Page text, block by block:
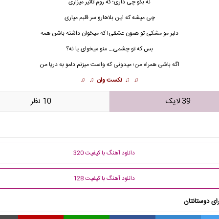
چی میشه که این بلاهارو سر قلبم میاری
دلبر مو مشکی تو همون عشقی! که میخوان داشته باشن همه
بس که تو چشمی… منو میخوای یا نه؟
اگه باشی همراه من؛ میدونی که واست میزنم دلمو به دریا من
♫ ♫ نکست وان ♫ ♫
39 لایک 10 نظر
دانلود آهنگ با کیفیت 320
دانلود آهنگ با کیفیت 128
دوستانتان